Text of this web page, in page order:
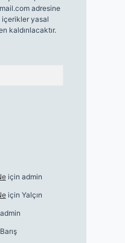
adresine
yasal
kaldırılacaktır.
için admin
için Yalçın
admin
Barış